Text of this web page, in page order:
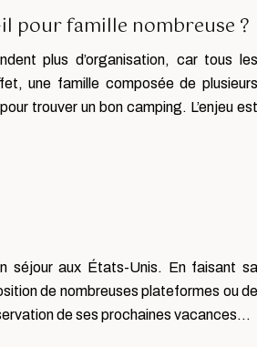
pour famille nombreuse ?
plus d’organisation, car tous les
une famille composée de plusieurs
trouver un bon camping. L’enjeu est
séjour aux États-Unis. En faisant sa
de nombreuses plateformes ou de
de ses prochaines vacances…